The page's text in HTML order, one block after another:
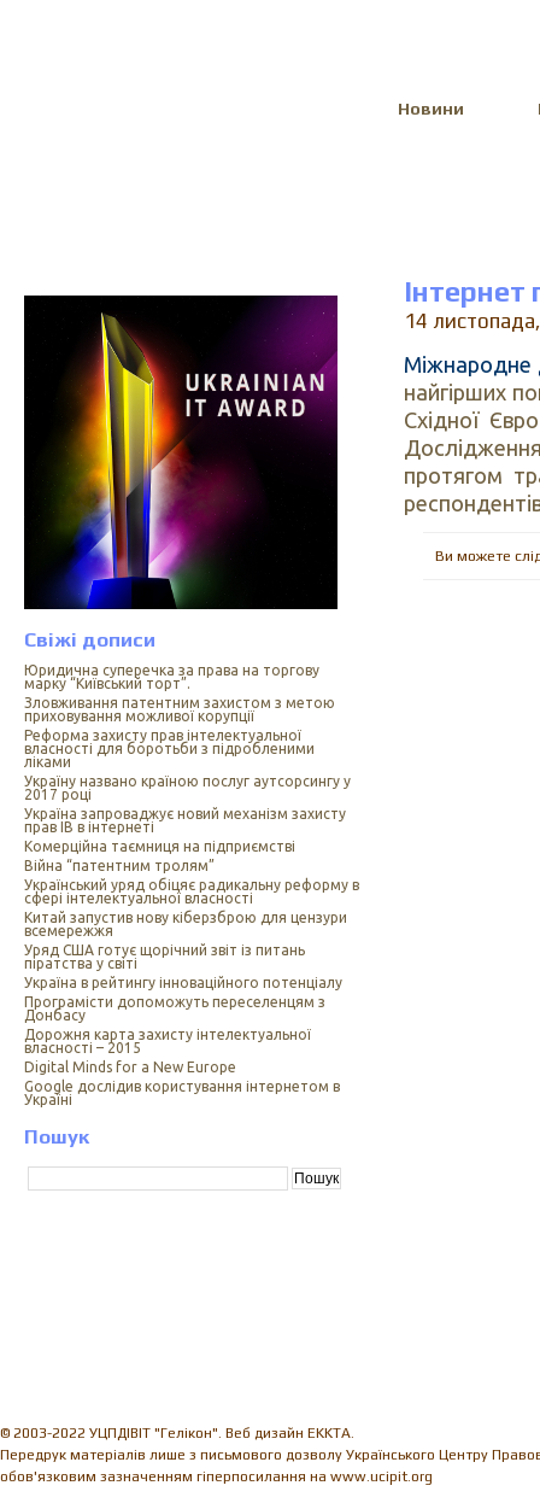
Новини
Свіжі дописи
Юридична суперечка за права на торгову
марку “Київський торт”.
Зловживання патентним захистом з метою
приховування можливої корупції
Реформа захисту прав інтелектуальної
власності для боротьби з підробленими
ліками
Україну названо країною послуг аутсорсингу у
2017 році
Україна запроваджує новий механізм захисту
прав ІВ в інтернеті
Комерційна таємниця на підприємстві
Війна “патентним тролям”
Український уряд обіцяє радикальну реформу в
сфері інтелектуальної власності
Китай запустив нову кіберзброю для цензури
всемережжя
Уряд США готує щорічний звіт із питань
піратства у світі
Україна в рейтингу інноваційного потенціалу
Програмісти допоможуть переселенцям з
Донбасу
Дорожня карта захисту інтелектуальної
власності – 2015
Digital Minds for a New Europe
Google дослідив користування інтернетом в
Україні
Пошук
Інтернет
14
Міжнародне
найгірших
Східної
протягом
Ви можете
© 2003-2022 УЦПДІВІТ "Гелікон". Веб дизайн EKKTA.
Передрук матеріалів лише з письмового дозволу Українського Центру
обов'язковим зазначенням гіперпосилання на www.ucipit.org